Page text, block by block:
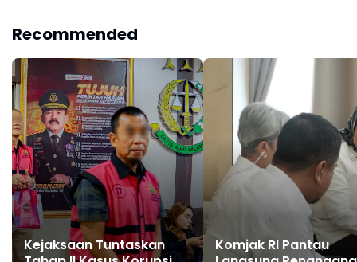
Umum Kejari Jakpus
Recommended
Kejaksaan Tuntaskan
Komjak RI Pantau